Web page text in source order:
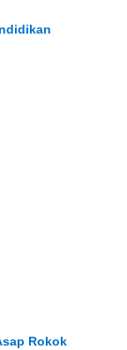
Rokok